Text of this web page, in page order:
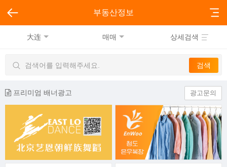
부동산정보
大连 매매 상세검색
프리미엄 배너광고 광고문의